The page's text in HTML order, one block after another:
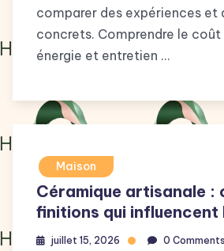
comparer des expériences et
concrets. Comprendre le
énergie et entretien …
Maison
Céramique artisanale :
finitions qui influencent
juillet 15, 2026 0 Comments